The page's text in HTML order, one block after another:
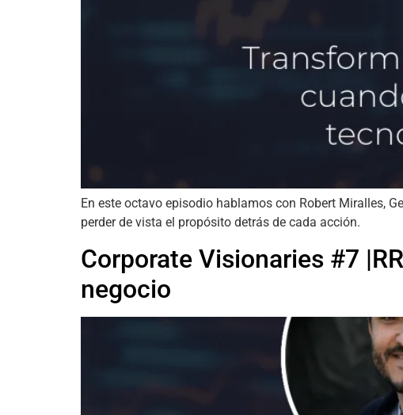
En este octavo episodio hablamos con Robert Miralles,
perder de vista el propósito detrás de cada acción.
Corporate Visionaries #7
negocio